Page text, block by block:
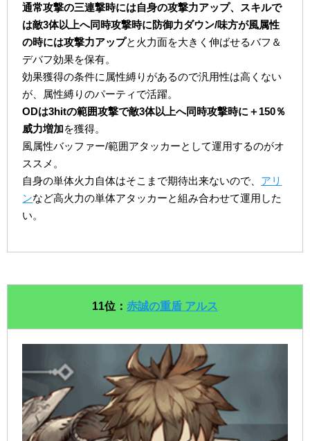
通常攻撃の三連撃時には自身の攻撃力アップ、スキルで
は敵3体以上へ同時攻撃時に防御力ダウン/味方が風属性
の時には攻撃力アップと火力面を大きく伸ばせるバフ＆
デバフ効果を保有。
効果獲得の条件に属性縛りがあるので汎用性は高くない
が、属性縛りのパーティで活躍。
ODは3hitの範囲攻撃で敵3体以上へ同時攻撃時に＋150％
威力増加を獲得。
風属性バッファー/範囲アタッカーとして運用するのがオ
ススメ。
自身の単体火力自体はそこまで期待出来ないので、 アリ
ンなど高火力の単体アタッカーと組み合わせて運用した
い。
11位： 赤誠の重盾 アルス